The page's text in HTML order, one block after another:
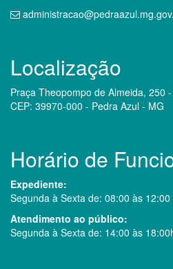
Localização
Praça Theopompo de Almeida, 250
CEP: 39970-000 - Pedra Azul - MG
Horário de
Expediente:
Segunda à Sexta de: 08:00 às
Atendimento ao público:
Segunda à Sexta de: 14:00 às